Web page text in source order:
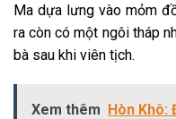
Ma dựa lưng vào mỏm
ra còn có một ngôi tháp
bà sau khi viên tịch.
Xem thêm
Hòn Khô: